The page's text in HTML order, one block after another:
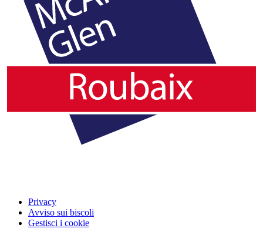
Privacy
Avviso sui biscoli
Gestisci i cookie